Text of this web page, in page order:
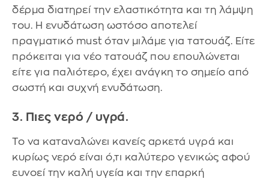
δέρμα διατηρεί την ελαστικότητα και τη λάμψη
του. Η ενυδάτωση ωστόσο αποτελεί
πραγματικό must όταν μιλάμε για τατουάζ. Είτε
πρόκειται για νέο τατουάζ που επουλώνεται
είτε για παλιότερο, έχει ανάγκη το σημείο από
σωστή και συχνή ενυδάτωση.
3. Πιες νερό / υγρά.
Το να καταναλώνει κανείς αρκετά υγρά και
κυρίως νερό είναι ό,τι καλύτερο γενικώς αφού
ευνοεί την καλή υγεία και την επαρκή